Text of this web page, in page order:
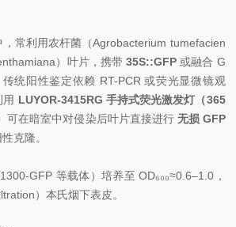
常利用农杆菌（Agrobacterium tumefacien
）叶片，携带35S::GFP 或融合 G
统阳性鉴定依赖 RT-PCR 或荧光显微镜观
LUYOR-3415RG 手持式荧光激发灯（365
可在暗室中对侵染后叶片直接进行 无损 GFP
克隆。
GFP 等载体）培养至 OD₆₀₀≈0.6–1.0，
）本氏烟下表皮。